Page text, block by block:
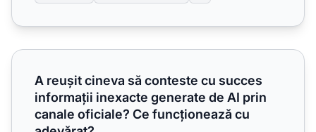
A reușit cineva să conteste cu succes informații inexacte
A reușit cineva să conteste cu succes
informații inexacte generate de AI prin
canale oficiale? Ce funcționează cu